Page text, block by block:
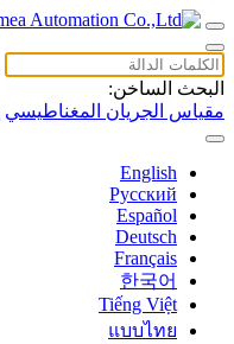
البحث الساخن:
مقياس الجريان المغناطيسي
English
Русский
Español
Deutsch
Français
한국어
Tiếng Việt
แบบไทย